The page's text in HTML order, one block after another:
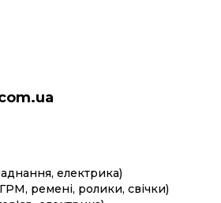
електрика)
ремені, ролики, свічки)